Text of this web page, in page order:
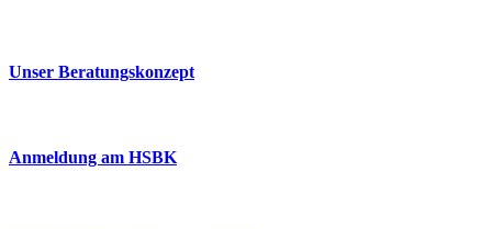
Unser Beratungskonzept
Anmeldung am HSBK